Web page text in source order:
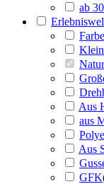
ab
Aus
aus
Aus
GFK